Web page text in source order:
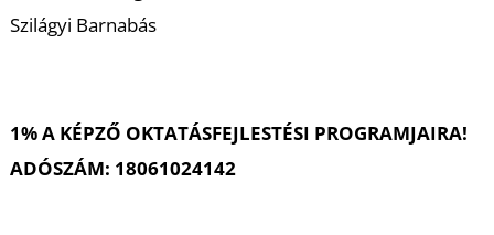
Szilágyi Barnabás
1% A KÉPZŐ OKTATÁSFEJLESTÉSI PROGRAMJAIRA!
ADÓSZÁM: 18061024142